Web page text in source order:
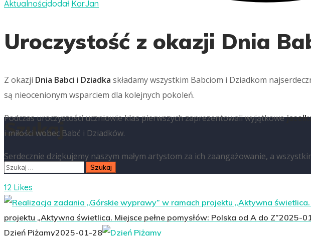
Szukaj
Aktualnościdodał KorJan
Uroczystość z okazji Dnia
Z okazji Dnia Babci i Dziadka składamy wszystkim Babciom i Dziadkom
są nieocenionym wsparciem dla kolejnych pokoleń.
Podczas uroczystości uczniowie klas pierwszych zaprezentowali wyjątkowe
i miłości wobec Babć i Dziadków.
Serdecznie dziękujemy naszym małym artystom za ich zaangażowanie, a
12 Likes
projektu „Aktywna świetlica. Miejsce pełne pomysłów: Polska od A do Z”2025-
Dzień Piżamy2025-01-28